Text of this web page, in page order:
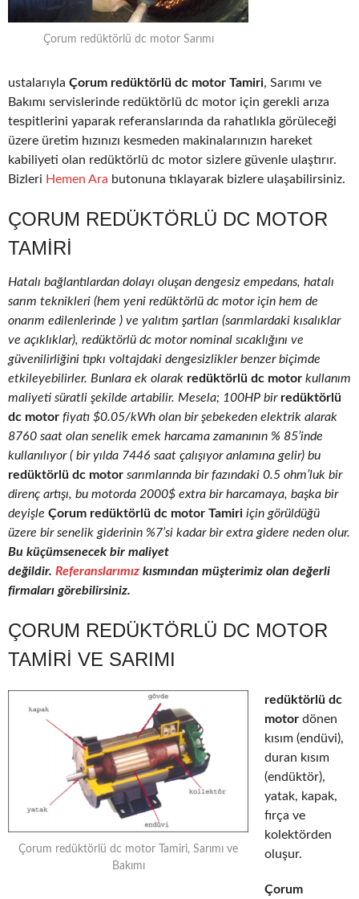
Çorum redüktörlü dc motor Sarımı
ustalarıyla Çorum redüktörlü dc motor Tamiri, Sarımı ve
Bakımı servislerinde redüktörlü dc motor için gerekli arıza
tespitlerini yaparak referanslarında da rahatlıkla görüleceği
üzere üretim hızınızı kesmeden makinalarınızın hareket
kabiliyeti olan redüktörlü dc motor sizlere güvenle ulaştırır.
Bizleri Hemen Ara butonuna tıklayarak bizlere ulaşabilirsiniz.
ÇORUM REDÜKTÖRLÜ DC MOTOR
TAMIRI
Hatalı bağlantılardan dolayı oluşan dengesiz empedans, hatalı
sarım teknikleri (hem yeni redüktörlü dc motor için hem de
onarım edilenlerinde ) ve yalıtım şartları (sarımlardaki kısalıklar
ve açıklıklar), redüktörlü dc motor nominal sıcaklığını ve
güvenilirliğini tıpkı voltajdaki dengesizlikler benzer biçimde
etkileyebilirler. Bunlara ek olarak redüktörlü dc motor kullanım
maliyeti süratli şekilde artabilir. Mesela; 100HP birredüktörlü
dc motor fiyatı $0.05/kWh olan bir şebekeden elektrik alarak
8760 saat olan senelik emek harcama zamanının % 85’inde
kullanılıyor ( bir yılda 7446 saat çalışıyor anlamına gelir) bu
redüktörlü dc motor sarımlarında bir fazındaki 0.5 ohm’luk bir
direnç artışı, bu motorda 2000$ extra bir harcamaya, başka bir
deyişle Çorum redüktörlü dc motor Tamiri için görüldüğü
üzere bir senelik giderinin %7’si kadar bir extra gidere neden olur.
Bu küçümsenecek bir maliyet
değildir. Referanslarımız kısmından müşterimiz olan değerli
firmaları görebilirsiniz.
ÇORUM REDÜKTÖRLÜ DC MOTOR
TAMIRI VE SARIMI
Çorum redüktörlü dc motor Tamiri, Sarımı ve
Bakımı
redüktörlü dc
motor dönen
kısım (endüvi),
duran kısım
(endüktör),
yatak, kapak,
fırça ve
kolektörden
oluşur.
Çorum